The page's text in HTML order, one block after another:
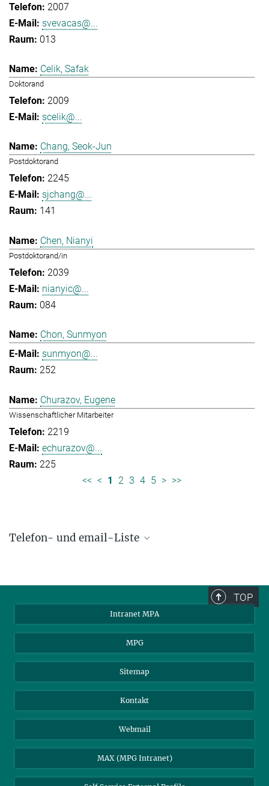
2007
svevacas@...
013
Celik, Safak
Doktorand
2009
scelik@...
Chang, Seok-Jun
Postdoktorand
2245
sjchang@...
141
Chen, Nianyi
Postdoktorand/in
2039
nianyic@...
084
Chon, Sunmyon
sunmyon@...
252
Churazov, Eugene
Wissenschaftlicher Mitarbeiter
2219
echurazov@...
225
<< < 1 2 3 4 5 > >>
Telefon- und email-Liste
85748 Garching, Germany
TOP
Intranet MPA
MPG
Sitemap
Kontakt
Webmail
MAX (MPG Intranet)